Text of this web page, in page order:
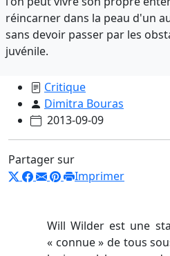
réincarner dans la peau d'un
sans devoir passer par les
juvénile.
Critique
Dimitra Bouras
2013-09-09
Partager sur
Imprimer
Will Wilder est une
« connue » de tous